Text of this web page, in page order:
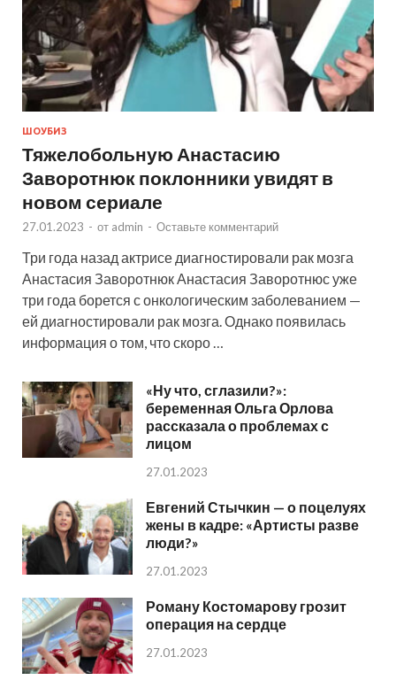
ШОУБИЗ
Тяжелобольную Анастасию
Заворотнюк поклонники увидят в
новом сериале
27.01.2023 - от admin - Оставьте комментарий
Три года назад актрисе диагностировали рак мозга
Анастасия Заворотнюк Анастасия Заворотнюс уже
три года борется с онкологическим заболеванием —
ей диагностировали рак мозга. Однако появилась
информация о том, что скоро …
«Ну что, сглазили?»:
беременная Ольга Орлова
рассказала о проблемах с
лицом
27.01.2023
Евгений Стычкин — о поцелуях
жены в кадре: «Артисты разве
люди?»
27.01.2023
Роману Костомарову грозит
операция на сердце
27.01.2023